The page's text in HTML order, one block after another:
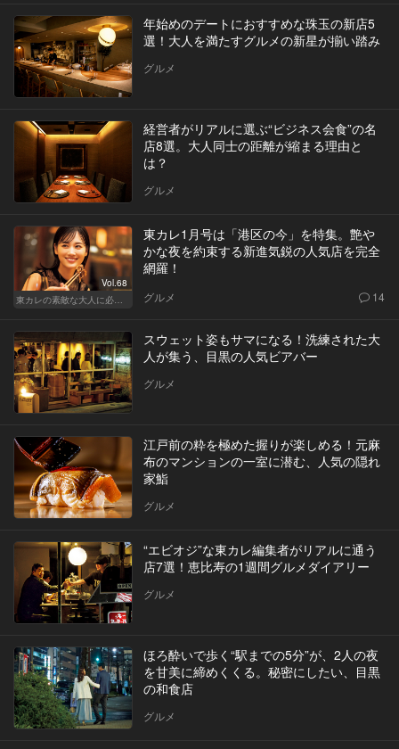
年始めのデートにおすすめな珠玉の新店5
選！大人を満たすグルメの新星が揃い踏み
グルメ
経営者がリアルに選ぶ“ビジネス会食”の名
店8選。大人同士の距離が縮まる理由と
は？
グルメ
Vol.68
東カレの素敵な大人に必要なこと
東カレ1月号は「港区の今」を特集。艶や
かな夜を約束する新進気鋭の人気店を完全
網羅！
グルメ 14
スウェット姿もサマになる！洗練された大
人が集う、目黒の人気ビアバー
グルメ
江戸前の粋を極めた握りが楽しめる！元麻
布のマンションの一室に潜む、人気の隠れ
家鮨
グルメ
“エビオジ”な東カレ編集者がリアルに通う
店7選！恵比寿の1週間グルメダイアリー
グルメ
ほろ酔いで歩く“駅までの5分”が、2人の夜
を甘美に締めくくる。秘密にしたい、目黒
の和食店
グルメ